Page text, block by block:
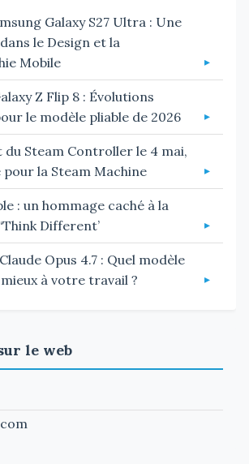
Galaxy S27 Ultra : Une
le Design et la
Mobile
Z Flip 8 : Évolutions
le modèle pliable de 2026
du Steam Controller le 4 mai,
la Steam Machine
: un hommage caché à la
Different’
Opus 4.7 : Quel modèle
mieux à votre travail ?
le web